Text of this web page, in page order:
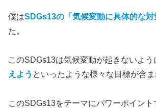
僕はSDGs13の「気候変動に具体的な対
た。
このSDGs13は気候変動が起きないよう
えよう といったような様々な目標が含ま
このSDGs13をテーマにパワーポイン